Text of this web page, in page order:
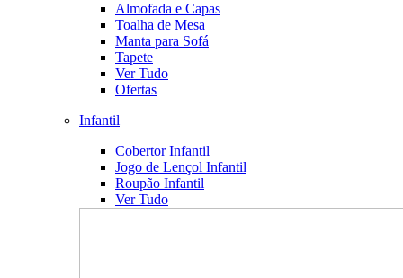
Almofada e Capas
Toalha de Mesa
Manta para Sofá
Tapete
Ver Tudo
Ofertas
Infantil
Cobertor Infantil
Jogo de Lençol Infantil
Roupão Infantil
Ver Tudo